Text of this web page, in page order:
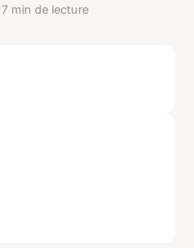
7 min de lecture